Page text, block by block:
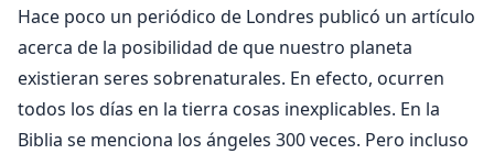
Hace poco un periódico de Londres publicó un artículo
acerca de la posibilidad de que nuestro planeta
existieran seres sobrenaturales. En efecto, ocurren
todos los días en la tierra cosas inexplicables. En la
Biblia se menciona los ángeles 300 veces. Pero incluso